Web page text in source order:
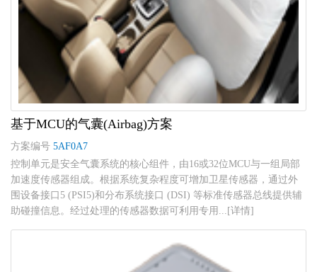
基于MCU的气囊(Airbag)方案
方案编号 5AF0A7
控制单元是安全气囊系统的核心组件，由16或32位MCU与一组局部
加速度传感器组成。根据系统复杂程度可增加卫星传感器，通过外
围设备接口5 (PSI5)和分布系统接口 (DSI) 等标准传感器总线提供辅
助碰撞信息。经过处理的传感器数据可利用专用...[详情]